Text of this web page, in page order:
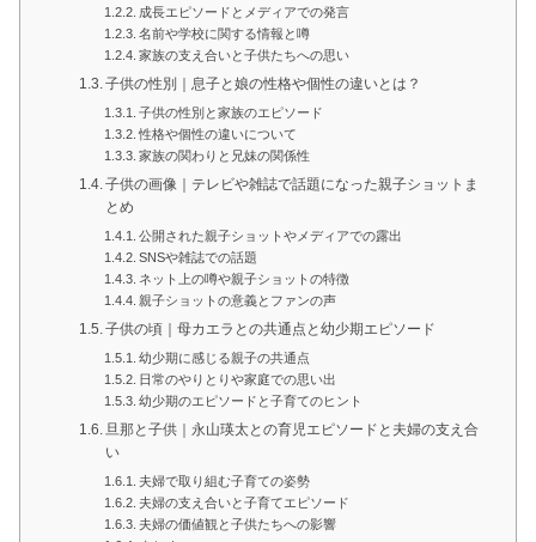
成長エピソードとメディアでの発言
名前や学校に関する情報と噂
家族の支え合いと子供たちへの思い
子供の性別｜息子と娘の性格や個性の違いとは？
子供の性別と家族のエピソード
性格や個性の違いについて
家族の関わりと兄妹の関係性
子供の画像｜テレビや雑誌で話題になった親子ショットま
とめ
公開された親子ショットやメディアでの露出
SNSや雑誌での話題
ネット上の噂や親子ショットの特徴
親子ショットの意義とファンの声
子供の頃｜母カエラとの共通点と幼少期エピソード
幼少期に感じる親子の共通点
日常のやりとりや家庭での思い出
幼少期のエピソードと子育てのヒント
旦那と子供｜永山瑛太との育児エピソードと夫婦の支え合
い
夫婦で取り組む子育ての姿勢
夫婦の支え合いと子育てエピソード
夫婦の価値観と子供たちへの影響